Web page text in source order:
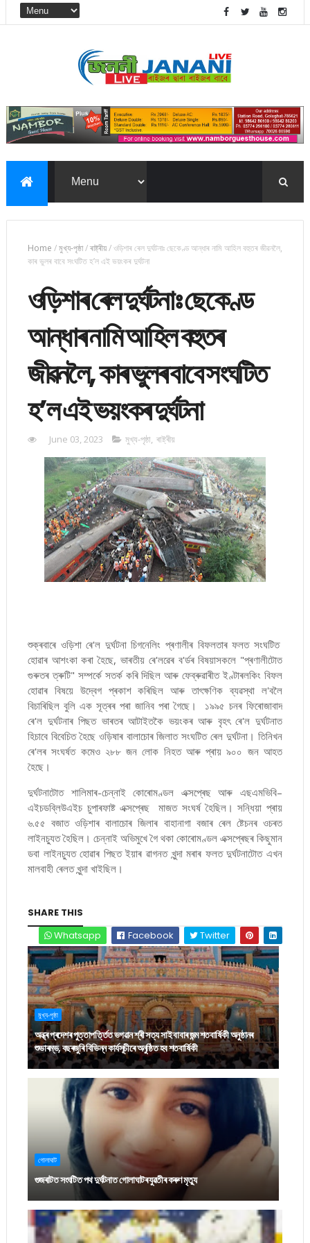
Home /মুখ্য-পৃষ্ঠা/ৰাষ্ট্ৰীয়/ওড়িশাৰ ৰেল দুৰ্ঘটনাঃ ছেকেণ্ড আন্ধাৰ নামি আহিল বহুতৰ জীৱনলৈ,
কাৰ ভুলৰ বাবে সংঘটিত হ’ল এই ভয়ংকৰ দুৰ্ঘটনা
ওড়িশাৰ ৰেল দুৰ্ঘটনাঃ ছেকেণ্ড
আন্ধাৰ নামি আহিল বহুতৰ
জীৱনলৈ, কাৰ ভুলৰ বাবে সংঘটিত
হ’ল এই ভয়ংকৰ দুৰ্ঘটনা
June 03, 2023 মুখ্য-পৃষ্ঠা ৰাষ্ট্ৰীয়
শুক্ৰবাৰে ওড়িশা ৰে'ল দুৰ্ঘটনা চিগনেলিং প্ৰণালীৰ বিফলতাৰ ফলত সংঘটিত
হোৱাৰ আশংকা কৰা হৈছে, ভাৰতীয় ৰে'লৱেৰ ব'ৰ্ডৰ বিষয়াসকলে "প্ৰণালীটোত
গুৰুতৰ ত্ৰুটি" সম্পৰ্কে সতৰ্ক কৰি দিছিল আৰু ফেব্ৰুৱাৰীত ইণ্টাৰলকিং বিফল
হোৱাৰ বিষয়ে উদ্বেগ প্ৰকাশ কৰিছিল আৰু তাৎক্ষণিক ব্যৱস্থা ল'বলৈ
বিচাৰিছিল বুলি এক সূত্ৰৰ পৰা জানিব পৰা গৈছে। ১৯৯৫ চনৰ ফিৰোজাবাদ
ৰে'ল দুৰ্ঘটনাৰ পিছত ভাৰতৰ আটাইতকৈ ভয়ংকৰ আৰু বৃহৎ ৰে'ল দুৰ্ঘটনাত
হিচাবে বিবেচিত হৈছে ওড়িষাৰ বালাচোৰ জিলাত সংঘটিত ৰেল দুৰ্ঘটনা। তিনিখন
ৰে'লৰ সংঘৰ্ষত কমেও ২৮৮ জন লোক নিহত আৰু প্ৰায় ৯০০ জন আহত
হৈছে।
দুৰ্ঘটনাটোত শালিমাৰ-চেন্নাই কোৰোমণ্ডল এক্সপ্ৰেছ আৰু এছএমভিবি–
এইচডব্লিউএইচ চুপাৰফাষ্ট এক্সপ্ৰেছ মাজত সংঘৰ্ষ হৈছিল। সন্ধিয়া প্ৰায়
৬.৫৫ বজাত ওড়িশাৰ বালাচোৰ জিলাৰ বাহানাগা বজাৰ ৰেল ষ্টেচনৰ ওচৰত
লাইনচ্যুত হৈছিল। চেন্নাই অভিমুখে গৈ থকা কোৰোমণ্ডল এক্সপ্ৰেছৰ কিছুমান
ডবা লাইনচ্যুত হোৱাৰ পিছত ইয়াৰ ৱাগনত খুন্দা মৰাৰ ফলত দুৰ্ঘটনাটোত এখন
মালবাহী ৰেলত খুন্দা খাইছিল।
SHARE THIS
Whatsapp
Facebook Twitter
মুখ্য-পৃষ্ঠা
অন্ধ্ৰ প্ৰদেশৰ পুত্তাপৰ্ত্তিত ভগৱান শ্ৰী সত্য সাই বাবাৰ জন্ম শতবাৰ্ষিকী অনুষ্ঠানৰ
শুভাৰম্ভ, বছৰজুৰি বিভিন্ন কাৰ্যসূচীৰে অনুষ্ঠিত হব শতবাৰ্ষিকী
গোলাঘাট
গুজৰাটত সংঘটিত পথ দুৰ্ঘটনাত গোলাঘাটৰ যুৱতীৰ কৰুণ মৃত্যু